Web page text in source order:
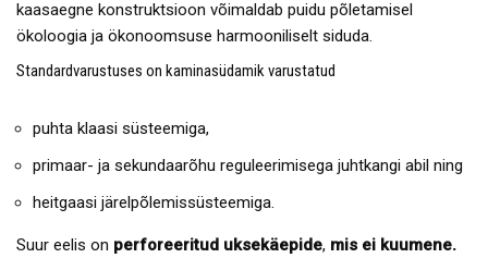
kaasaegne konstruktsioon võimaldab puidu põletamisel
ökoloogia ja ökonoomsuse harmooniliselt siduda.
Standardvarustuses on kaminasüdamik varustatud
puhta klaasi süsteemiga,
primaar- ja sekundaarõhu reguleerimisega juhtkangi abil ning
heitgaasi järelpõlemissüsteemiga.
Suur eelis on perforeeritud uksekäepide, mis ei kuumene.